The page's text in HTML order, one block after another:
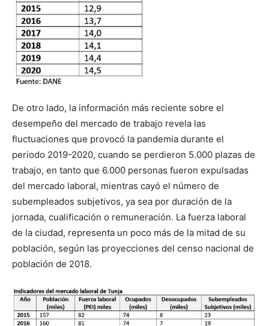
De otro lado, la información más reciente sobre el
desempeño del mercado de trabajo revela las
fluctuaciones que provocó la pandemia durante el
periodo 2019-2020, cuando se perdieron 5.000 plazas de
trabajo, en tanto que 6.000 personas fueron expulsadas
del mercado laboral, mientras cayó el número de
subempleados subjetivos, ya sea por duración de la
jornada, cualificación o remuneración. La fuerza laboral
de la ciudad, representa un poco más de la mitad de su
población, según las proyecciones del censo nacional de
población de 2018.